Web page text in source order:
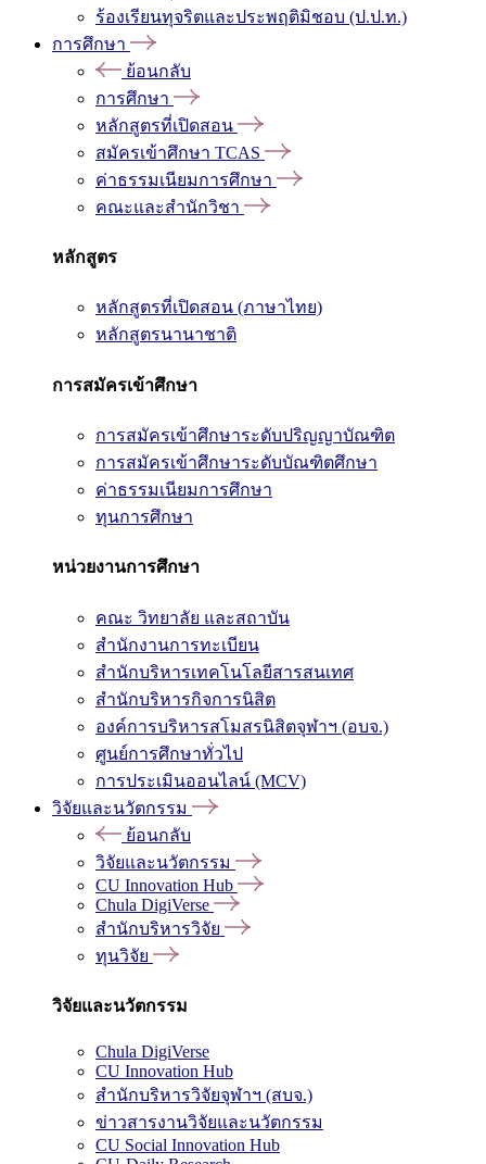
ร้องเรียนทุจริตและประพฤติมิชอบ (ป.ป.ท.)
การศึกษา
ย้อนกลับ
การศึกษา
หลักสูตรที่เปิดสอน
สมัครเข้าศึกษา TCAS
ค่าธรรมเนียมการศึกษา
คณะและสำนักวิชา
หลักสูตร
หลักสูตรที่เปิดสอน (ภาษาไทย)
หลักสูตรนานาชาติ
การสมัครเข้าศึกษา
การสมัครเข้าศึกษาระดับปริญญาบัณฑิต
การสมัครเข้าศึกษาระดับบัณฑิตศึกษา
ค่าธรรมเนียมการศึกษา
ทุนการศึกษา
หน่วยงานการศึกษา
คณะ วิทยาลัย และสถาบัน
สำนักงานการทะเบียน
สำนักบริหารเทคโนโลยีสารสนเทศ
สำนักบริหารกิจการนิสิต
องค์การบริหารสโมสรนิสิตจุฬาฯ (อบจ.)
ศูนย์การศึกษาทั่วไป
การประเมินออนไลน์ (MCV)
วิจัยและนวัตกรรม
ย้อนกลับ
วิจัยและนวัตกรรม
CU Innovation Hub
Chula DigiVerse
สำนักบริหารวิจัย
ทุนวิจัย
วิจัยและนวัตกรรม
Chula DigiVerse
CU Innovation Hub
สำนักบริหารวิจัยจุฬาฯ (สบจ.)
ข่าวสารงานวิจัยและนวัตกรรม
CU Social Innovation Hub